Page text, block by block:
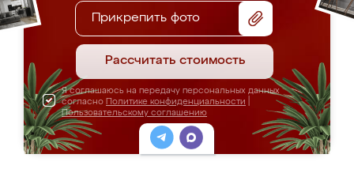
Прикрепить фото
Рассчитать стоимость
Я соглашаюсь на передачу персональных данных
согласно Политике конфиденциальности
Пользовательскому соглашению